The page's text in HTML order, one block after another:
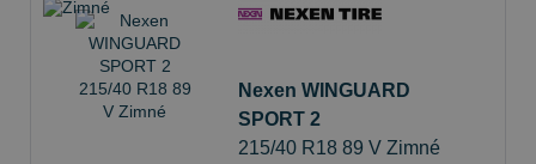
Nexen WINGUARD
SPORT 2
215/40 R18 89 V Zimné